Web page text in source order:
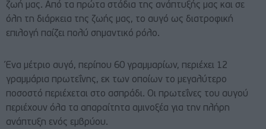
ζωή μας. Από τα πρώτα στάδια της ανάπτυξής μας και σε
όλη τη διάρκεια της ζωής μας, το αυγό ως διατροφική
επιλογή παίζει πολύ σημαντικό ρόλο.
Ένα μέτριο αυγό, περίπου 60 γραμμαρίων, περιέχει 12
γραμμάρια πρωτεΐνης, εκ των οποίων το μεγαλύτερο
ποσοστό περιέχεται στο ασπράδι. Οι πρωτεΐνες του αυγού
περιέχουν όλα τα απαραίτητα αμινοξέα για την πλήρη
ανάπτυξη ενός εμβρύου.